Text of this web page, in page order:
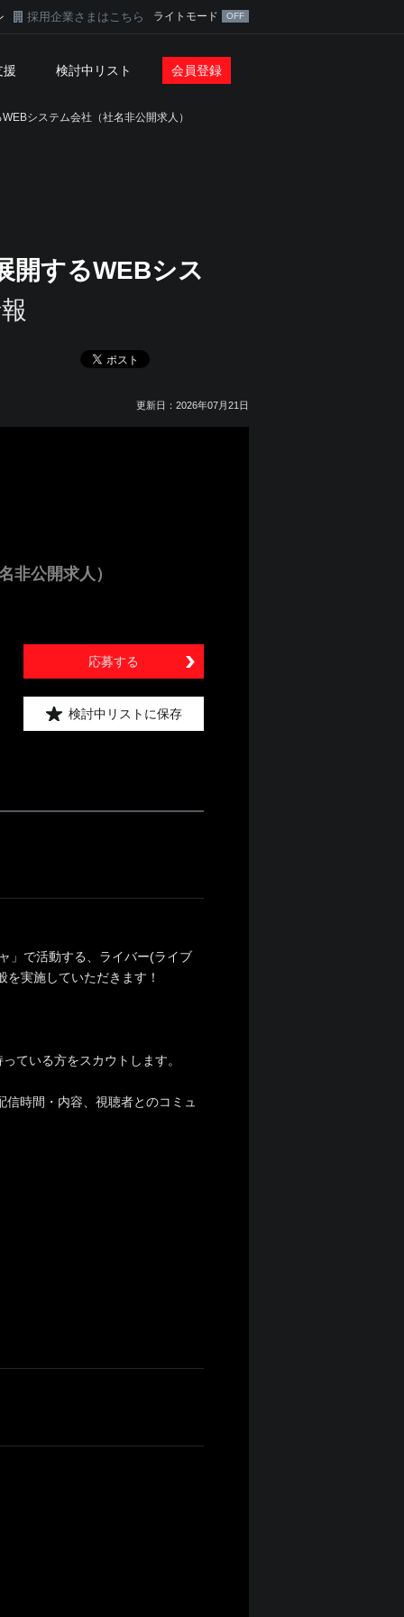
採用企業さまはこちら ライトモード
援 検討中リスト 会員登録
システム会社（社名非公開求人）
開するWEBシス
更新日：2026年07月21日
非公開求人）
応募する
検討中リストに保存
」で活動する、ライバー(ライブ
実施していただきます！
いる方をスカウトします。
時間・内容、視聴者とのコミュ